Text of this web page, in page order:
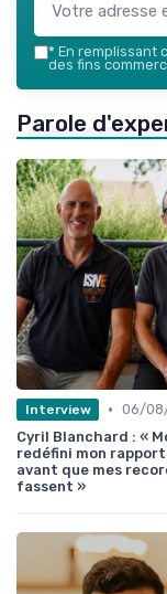
* En remplissant
des fins
Parole
Interview • 06/
Cyril Blanchard : «
redéfini mon
avant que mes
fassent »